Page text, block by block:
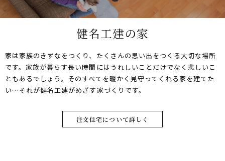
健名工建の家
家は家族のきずなをつくり、たくさんの思い出をつくる大切な場所
です。家族が暮らす長い時間にはうれしいことだけでなく悲しいこ
ともあるでしょう。そのすべてを暖かく見守ってくれる家を建てた
い…それが健名工建がめざす家づくりです。
注文住宅について詳しく